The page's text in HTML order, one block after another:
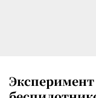
Эксперимент